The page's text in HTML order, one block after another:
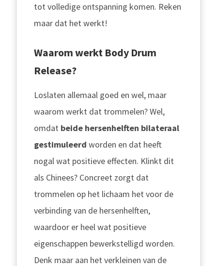
tot volledige ontspanning komen. Reken
maar dat het werkt!
Waarom werkt Body Drum
Release?
Loslaten allemaal goed en wel, maar
waarom werkt dat trommelen? Wel,
omdat beide hersenhelften bilateraal
gestimuleerd worden en dat heeft
nogal wat positieve effecten. Klinkt dit
als Chinees? Concreet zorgt dat
trommelen op het lichaam het voor de
verbinding van de hersenhelften,
waardoor er heel wat positieve
eigenschappen bewerkstelligd worden.
Denk maar aan het verkleinen van de